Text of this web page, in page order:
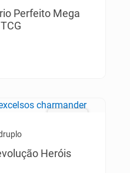
Perfeito Mega
Heróis